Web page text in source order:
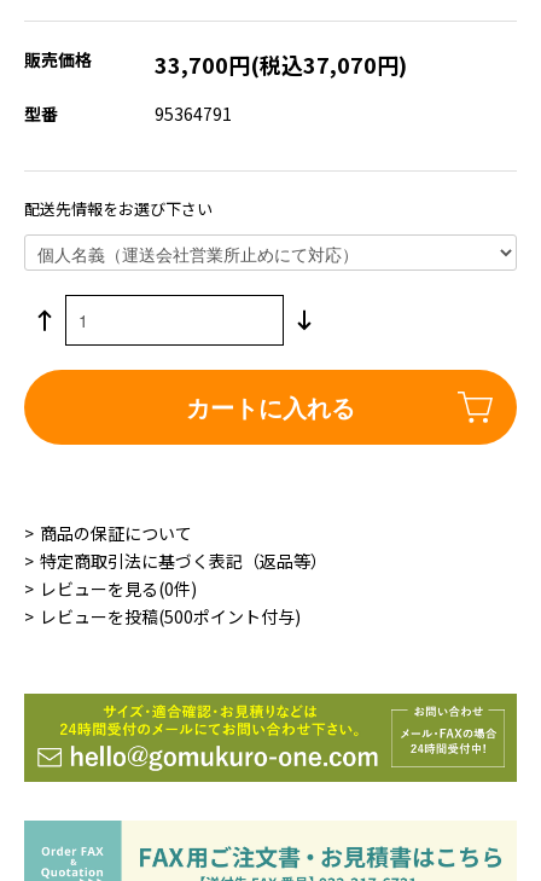
販売価格 33,700円(税込37,070円)
型番 95364791
配送先情報をお選び下さい
カートに入れる
商品の保証について
特定商取引法に基づく表記（返品等）
レビューを見る(0件)
レビューを投稿(500ポイント付与)